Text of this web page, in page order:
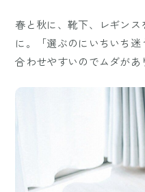
春と秋に、靴下、レギン
に。「選ぶのにいちいち
合わせやすいのでムダがあ